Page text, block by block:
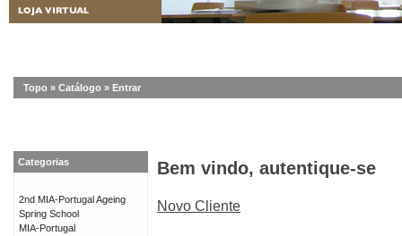
Topo » Catálogo » Entrar
Bem vindo, autentique-se
Novo Cliente
Categorias
2nd MIA-Portugal Ageing
Spring School
MIA-Portugal